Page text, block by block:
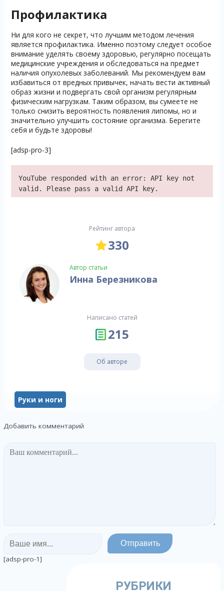
Профилактика
Ни для кого не секрет, что лучшим методом лечения
является профилактика. Именно поэтому следует особое
внимание уделять своему здоровью, регулярно посещать
медицинские учреждения и обследоваться на предмет
наличия опухолевых заболеваний. Мы рекомендуем вам
избавиться от вредных привычек, начать вести активный
образ жизни и подвергать свой организм регулярным
физическим нагрузкам. Таким образом, вы сумеете не
только снизить вероятность появления липомы, но и
значительно улучшить состояние организма. Берегите
себя и будьте здоровы!
[adsp-pro-3]
YouTube responded with an error: API key not
valid. Please pass a valid API key.
Рейтинг автора
330
Автор статьи
Инна Березникова
Написано статей
215
Об авторе
Руки и ноги
Добавить комментарий
[adsp-pro-1]
РУБРИКИ